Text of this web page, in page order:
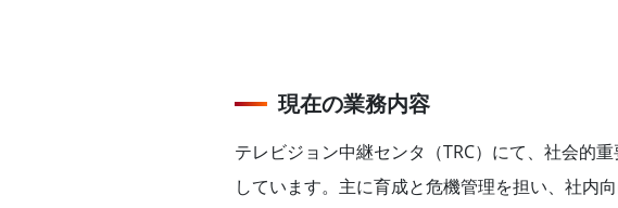
現在の業務内容
テレビジョン中継センタ（TRC）にて、社会的
しています。主に育成と危機管理を担い、社内